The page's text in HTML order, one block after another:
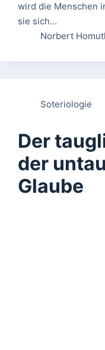
wird die Menschen
sie sich…
Norbert
Soteriologie
Der
der
Glaube